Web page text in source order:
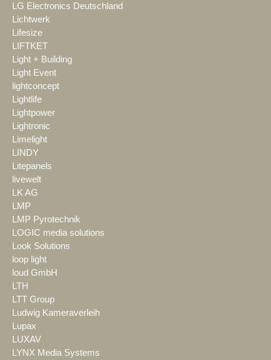
LG Electronics Deutschland
Lichtwerk
Lifesize
LIFTKET
Light + Building
Light Event
lightconcept
Lightlife
Lightpower
Lightronic
Limelight
LINDY
Litepanels
livewelt
LK AG
LMP
LMP Pyrotechnik
LOGIC media solutions
Look Solutions
loop light
loud GmbH
LTH
LTT Group
Ludwig Kameraverleih
Lupax
LUXAV
LYNX Media Systems